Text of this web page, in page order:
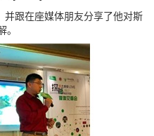
跟在座媒体朋友分享了他对斯